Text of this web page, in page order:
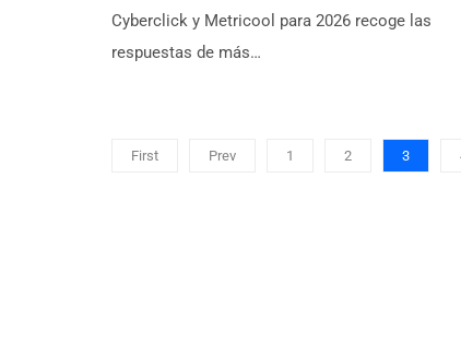
Cyberclick y Metricool para 2026 recoge las
respuestas de más…
First Prev 1 2 3